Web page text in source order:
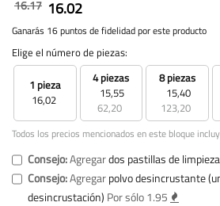
16.17 16.02
Ganarás 16 puntos de fidelidad por este producto
Elige el número de piezas:
1 pieza
16,02
4 piezas
15,55
62,20
8 piezas
15,40
123,20
Todos los precios mencionados en este bloque
Consejo:Agregardos pastillas de limpieza
Consejo:Agregarpolvo desincrustante
desincrustación) Por sólo 1.95